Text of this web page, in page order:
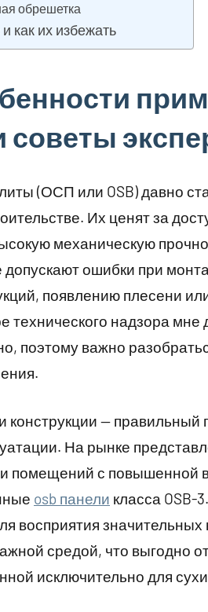
обрешетка
как их избежать
советы
(ОСП или OSB) давно
Их ценят за
механическую
ошибки при
появлению плесени
технического надзора мне
поэтому важно
конструкции — правильный
На рынке
помещений с повышенной
osb панели класса OSB-
восприятия значительных
средой, что выгодно
исключительно для